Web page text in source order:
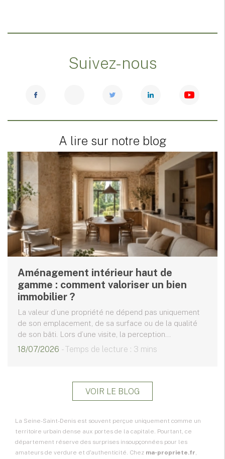
Suivez-nous
A lire sur notre blog
Aménagement intérieur haut de
gamme : comment valoriser un bien
immobilier ?
La valeur d’une propriété ne dépend pas uniquement
de son emplacement, de sa surface ou de la qualité
de son bâti. Lors d’une visite, la perception...
18/07/2026 - Temps de lecture : 3 mins
VOIR LE BLOG
La Seine-Saint-Denis est souvent perçue uniquement comme un
territoire urbain dense aux portes de la capitale. Pourtant, ce
département réserve des surprises insoupçonnées pour les
amateurs de verdure et d'authenticité. Chez ma-propriete.fr,